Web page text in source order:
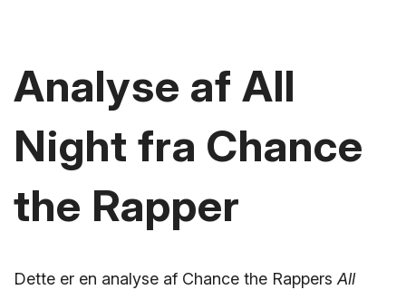
Analyse af All
Night fra Chance
the Rapper
Dette er en analyse af Chance the RappersAll